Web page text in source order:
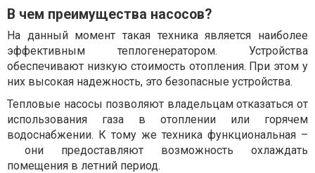
В чем преимущества насосов?
На данный момент такая техника является наиболее
эффективным теплогенератором. Устройства
обеспечивают низкую стоимость отопления. При этом у
них высокая надежность, это безопасные устройства.
Тепловые насосы позволяют владельцам отказаться от
использования газа в отоплении или горячем
водоснабжении. К тому же техника функциональная –
они предоставляют возможность охлаждать
помещения в летний период.